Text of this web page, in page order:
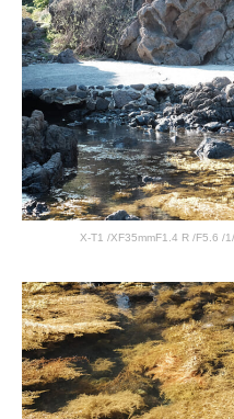
X-T1 /XF35mmF1.4 R /F5.6 /